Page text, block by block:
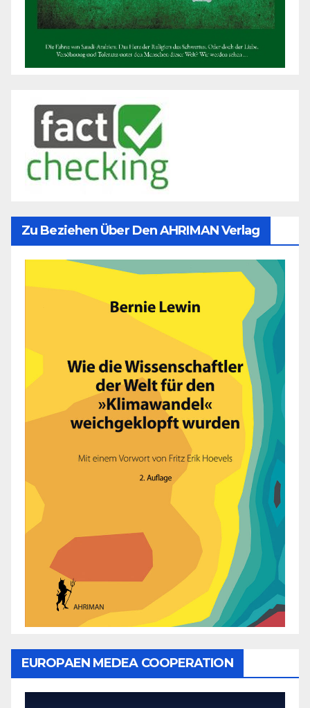
Zu Beziehen Über Den AHRIMAN Verlag
EUROPAEN MEDEA COOPERATION